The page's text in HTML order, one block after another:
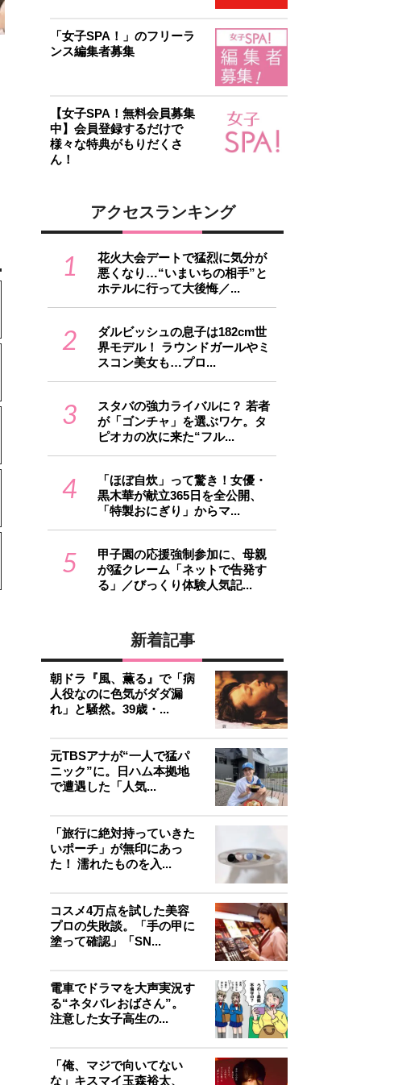
「女子SPA！」のフリーラ
ンス編集者募集
【女子SPA！無料会員募集
中】会員登録するだけで
様々な特典がもりだくさ
ん！
アクセスランキング
1
花火大会デートで猛烈に気分が
悪くなり…“いまいちの相手”と
ホテルに行って大後悔／...
2
ダルビッシュの息子は182cm世
界モデル！ ラウンドガールやミ
スコン美女も…プロ...
3
スタバの強力ライバルに？ 若者
が「ゴンチャ」を選ぶワケ。タ
ピオカの次に来た“フル...
4
「ほぼ自炊」って驚き！女優・
黒木華が献立365日を全公開、
「特製おにぎり」からマ...
5
甲子園の応援強制参加に、母親
が猛クレーム「ネットで告発す
る」／びっくり体験人気記...
新着記事
朝ドラ『風、薫る』で「病
人役なのに色気がダダ漏
れ」と騒然。39歳・...
元TBSアナが“一人で猛パ
ニック”に。日ハム本拠地
で遭遇した「人気...
「旅行に絶対持っていきた
いポーチ」が無印にあっ
た！ 濡れたものを入...
コスメ4万点を試した美容
プロの失敗談。「手の甲に
塗って確認」「SN...
電車でドラマを大声実況す
る“ネタバレおばさん”。
注意した女子高生の...
「俺、マジで向いてない
な」キスマイ玉森裕太、